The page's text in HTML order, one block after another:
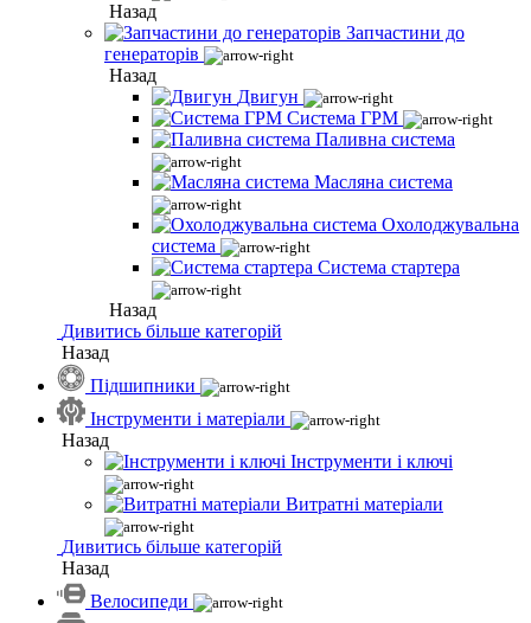
Назад
Запчастини до
генераторів
Назад
Двигун
Система ГРМ
Паливна система
Масляна система
Охолоджувальна
система
Система стартера
Назад
Дивитись більше категорій
Назад
Підшипники
Інструменти і матеріали
Назад
Інструменти і ключі
Витратні матеріали
Дивитись більше категорій
Назад
Велосипеди